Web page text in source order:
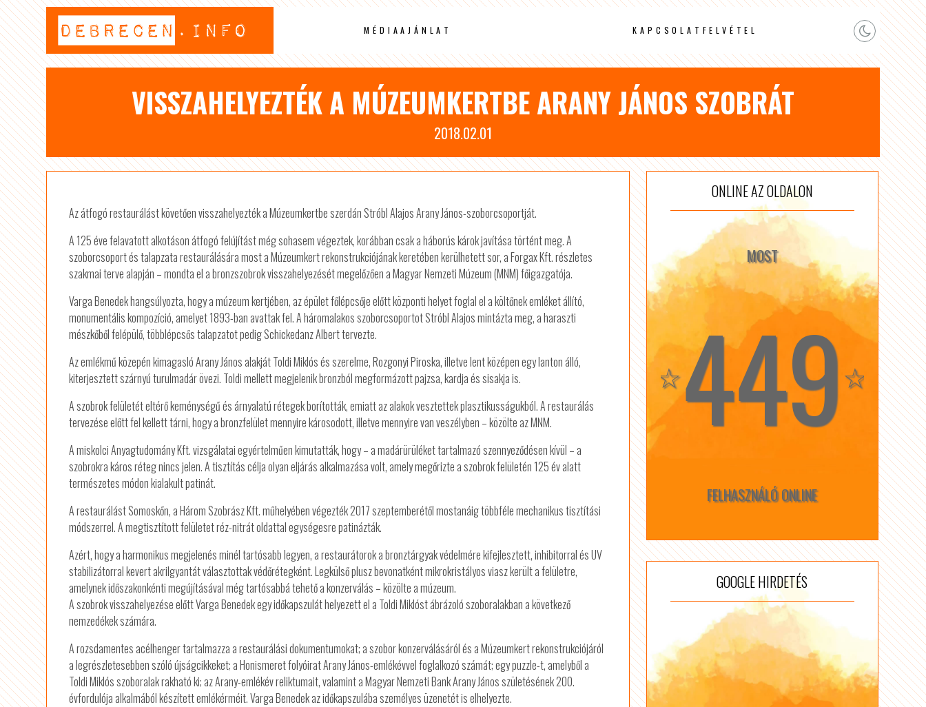
MÉDIAAJÁNLAT KAPCSOLATFELVÉTEL
VISSZAHELYEZTÉK A MÚZEUMKERTBE ARANY JÁNOS SZOBRÁT
2018.02.01
Az átfogó restaurálást követően visszahelyezték a Múzeumkertbe szerdán Stróbl Alajos Arany János-szoborcsoportját.
A 125 éve felavatott alkotáson átfogó felújítást még sohasem végeztek, korábban csak a háborús károk javítása történt meg. A
szoborcsoport és talapzata restaurálására most a Múzeumkert rekonstrukciójának keretében kerülhetett sor, a Forgax Kft. részletes
szakmai terve alapján – mondta el a bronzszobrok visszahelyezését megelőzően a Magyar Nemzeti Múzeum (MNM) főigazgatója.
Varga Benedek hangsúlyozta, hogy a múzeum kertjében, az épület főlépcsője előtt központi helyet foglal el a költőnek emléket állító,
monumentális kompozíció, amelyet 1893-ban avattak fel. A háromalakos szoborcsoportot Stróbl Alajos mintázta meg, a haraszti
mészkőből felépülő, többlépcsős talapzatot pedig Schickedanz Albert tervezte.
Az emlékmű közepén kimagasló Arany János alakját Toldi Miklós és szerelme, Rozgonyi Piroska, illetve lent középen egy lanton álló,
kiterjesztett szárnyú turulmadár övezi. Toldi mellett megjelenik bronzból megformázott pajzsa, kardja és sisakja is.
A szobrok felületét eltérő keménységű és árnyalatú rétegek borították, emiatt az alakok vesztettek plasztikusságukból. A restaurálás
tervezése előtt fel kellett tárni, hogy a bronzfelület mennyire károsodott, illetve mennyire van veszélyben – közölte az MNM.
A miskolci Anyagtudomány Kft. vizsgálatai egyértelműen kimutatták, hogy – a madárürüléket tartalmazó szennyeződésen kívül – a
szobrokra káros réteg nincs jelen. A tisztítás célja olyan eljárás alkalmazása volt, amely megőrizte a szobrok felületén 125 év alatt
természetes módon kialakult patinát.
A restaurálást Somoskőn, a Három Szobrász Kft. műhelyében végezték 2017 szeptemberétől mostanáig többféle mechanikus tisztítási
módszerrel. A megtisztított felületet réz-nitrát oldattal egységesre patinázták.
Azért, hogy a harmonikus megjelenés minél tartósabb legyen, a restaurátorok a bronztárgyak védelmére kifejlesztett, inhibitorral és UV
stabilizátorral kevert akrilgyantát választottak védőrétegként. Legkülső plusz bevonatként mikrokristályos viasz került a felületre,
amelynek időszakonkénti megújításával még tartósabbá tehető a konzerválás – közölte a múzeum.
A szobrok visszahelyezése előtt Varga Benedek egy időkapszulát helyezett el a Toldi Miklóst ábrázoló szoboralakban a következő
nemzedékek számára.
A rozsdamentes acélhenger tartalmazza a restaurálási dokumentumokat; a szobor konzerválásáról és a Múzeumkert rekonstrukciójáról
a legrészletesebben szóló újságcikkeket; a Honismeret folyóirat Arany János-emlékévvel foglalkozó számát; egy puzzle-t, amelyből a
Toldi Miklós szoboralak rakható ki; az Arany-emlékév reliktumait, valamint a Magyar Nemzeti Bank Arany János születésének 200.
évfordulója alkalmából készített emlékérméit. Varga Benedek az időkapszulába személyes üzenetét is elhelyezte.
ONLINE AZ OLDALON
MOST
☆449☆
FELHASZNÁLÓ ONLINE
GOOGLE HIRDETÉS